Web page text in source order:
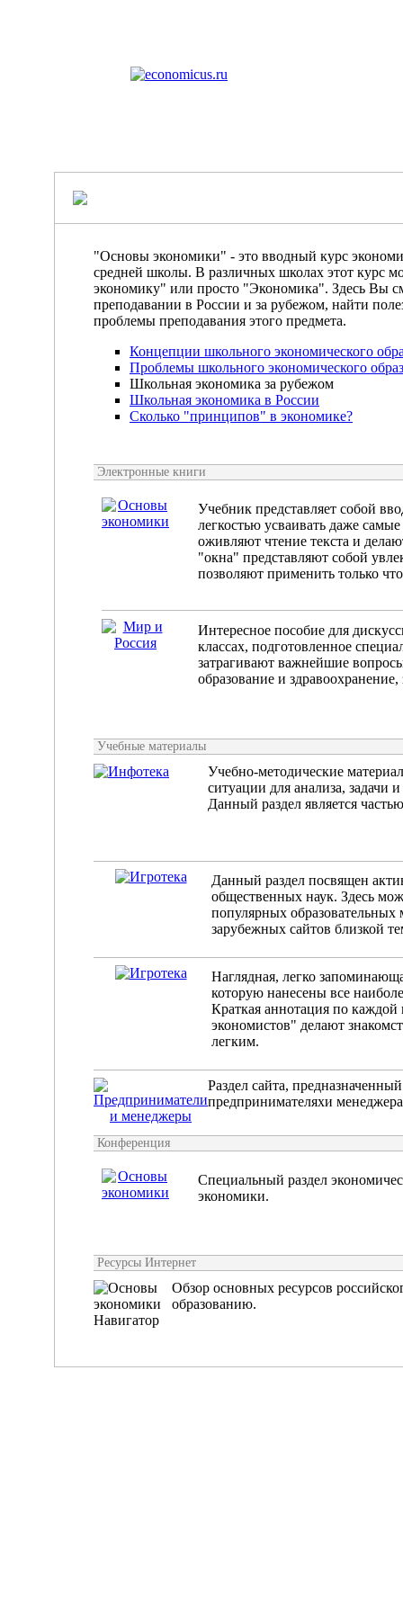
"Основы экономики" - это вводный курс
средней школы. В различных школах этот курс
экономику" или просто "Экономика". Здесь Вы
преподавании в России и за рубежом, найти
проблемы преподавания этого предмета.
Концепции школьного экономического
Проблемы школьного экономического
Школьная экономика за рубежом
Школьная экономика в России
Сколько "принципов" в экономике?
Электронные книги
Учебник представляет собой
легкостью усваивать даже
оживляют чтение текста и
"окна" представляют собой
позволяют применить только
Интересное пособие для
классах, подготовленное
затрагивают важнейшие
образование и
Учебные материалы
Учебно-методические
ситуации для анализа, задачи
Данный раздел является
Данный раздел посвящен
общественных наук. Здесь
популярных образовательных
зарубежных сайтов близкой
Наглядная, легко
которую нанесены все
Краткая аннотация по каждой
экономистов" делают
легким.
Раздел сайта,
предпринимателяхи
Конференция
Специальный раздел
экономики.
Ресурсы Интернет
Обзор основных ресурсов
образованию.